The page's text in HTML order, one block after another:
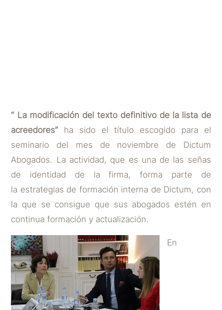
“ La modificación del texto definitivo de la lista de
acreedores” ha sido el título escogido para el
seminario del mes de noviembre de Dictum
Abogados. La actividad, que es una de las señas
de identidad de la firma, forma parte de
la estrategias de formación interna de Dictum, con
la que se consigue que sus abogados estén en
continua formación y actualización.
En